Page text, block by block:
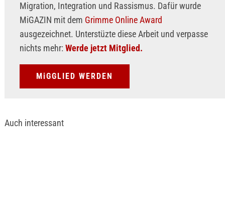
Migration, Integration und Rassismus. Dafür wurde
MiGAZIN mit dem Grimme Online Award
ausgezeichnet. Unterstüzte diese Arbeit und verpasse
nichts mehr: Werde jetzt Mitglied.
MiGGLIED WERDEN
Auch interessant